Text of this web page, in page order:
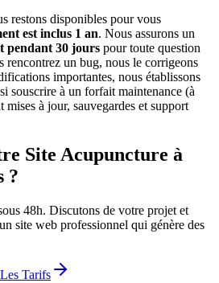
restons disponibles pour vous
est inclus 1 an. Nous assurons un
pendant 30 jours pour toute question
rencontrez un bug, nous le corrigeons
importantes, nous établissons
souscrire à un forfait maintenance (à
à jour, sauvegardes et support
Site Acupuncture à
?
48h. Discutons de votre projet et
site web professionnel qui génère des
Tarifs